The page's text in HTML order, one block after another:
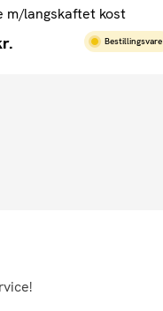
m/langskaftet kost
Bestillingsvare